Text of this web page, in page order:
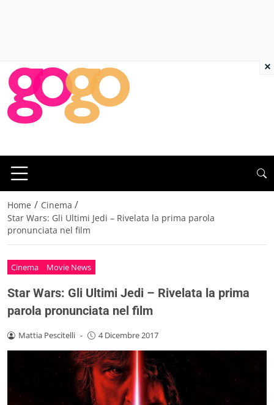
Home / Cinema /
Star Wars: Gli Ultimi Jedi – Rivelata la prima parola
pronunciata nel film
Cinema Movie News
Star Wars: Gli Ultimi Jedi – Rivelata la prima
parola pronunciata nel film
Mattia Pescitelli - 4 Dicembre 2017
×